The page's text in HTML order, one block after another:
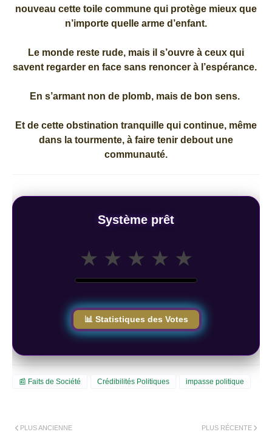
nouveau cette toile commune qui protège mieux que
n’importe quelle arme d’enfant.
Le monde reste rude, mais il s’ouvre à ceux qui
savent regarder en face sans renoncer à l’espérance.
En s’armant non de plomb, mais de bon sens.
Et de cette obstination tranquille qui continue, même
dans la tourmente, à faire tenir debout une
communauté.
Système prêt
★ ★ ★ ★ ★
📊 Statistiques des Votes
📰 Faits de Société Crédibilités Politiques impasse politique
PLUS RÉCENTE
PLUS ANCIENNE